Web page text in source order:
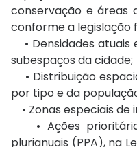
conservação e áreas
conforme a legislação
• Densidades atuais
subespaços da cidade;
• Distribuição
por tipo e da
• Zonas especiais de
• Ações
plurianuais (PPA), na